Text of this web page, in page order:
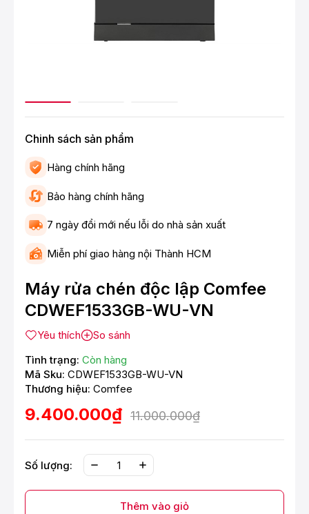
Chinh sách sản phẩm
Hàng chính hãng
Bảo hàng chính hãng
7 ngày đổi mới nếu lỗi do nhà sản xuất
Miễn phí giao hàng nội Thành HCM
Máy rửa chén độc lập Comfee
CDWEF1533GB-WU-VN
Yêu thích
So sánh
Tình trạng: Còn hàng
Mã Sku: CDWEF1533GB-WU-VN
Thương hiệu: Comfee
9.400.000₫ 11.000.000₫
Số lượng:
Thêm vào giỏ